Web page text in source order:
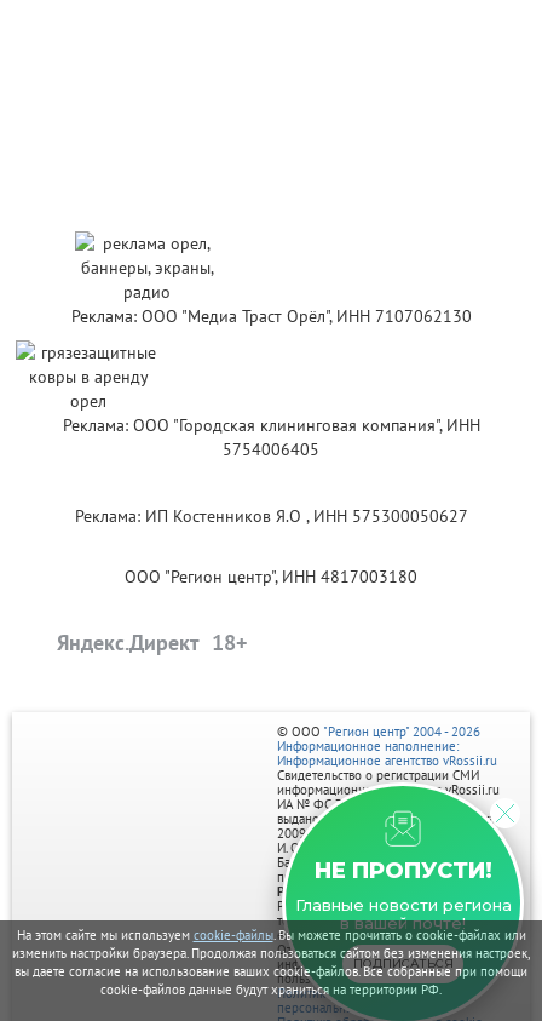
На этом сайте мы используем cookie-файлы. Вы можете прочитать о cookie-файлах или
изменить настройки браузера. Продолжая пользоваться сайтом без изменения настроек,
вы даете согласие на использование ваших cookie-файлов. Все собранные при помощи
cookie-файлов данные будут храниться на территории РФ.
Реклама: ООО "Медиа Траст Орёл", ИНН 7107062130
Реклама: ООО "Городская клининговая компания", ИНН
5754006405
Реклама: ИП Костенников Я.О , ИНН 575300050627
ООО "Регион центр", ИНН 4817003180
Яндекс.Директ
НЕ ПРОПУСТИ!
Главные новости региона
в вашей почте!
ПОДПИСАТЬСЯ
© ООО "Регион центр" 2004 - 2026
Информационное наполнение:
Информационное агентство vRossii.ru
Свидетельство о регистрации СМИ
информационного агентства vRossii.ru
ИА № ФС 77‑35502
выдано РОСКОМНАДЗОРом 04 марта
2009г.
И. О. Главного редактора Нарыков А. Н.
Баннеры на портале размещаются на
правах рекламы.
Реклама на портале:
Рекламное агентство "Умный маркетинг"
тел. 7-910-267-70-40,
email: umnyy.marketing@yandex.ru
Отдельные публикации могут содержать
информацию, не предназначенную для
пользователей до 18 лет.
Политика в отношении обработки
персональных данных